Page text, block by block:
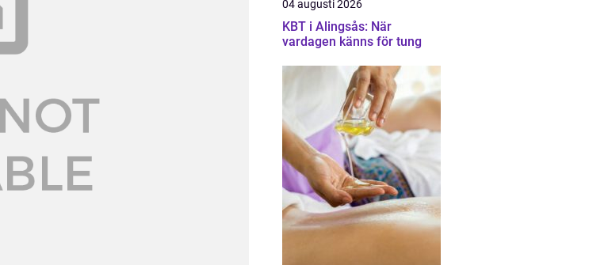
04 augusti 2026
KBT i Alingsås: När
vardagen känns för tung